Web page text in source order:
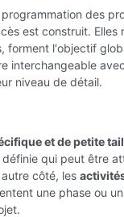
des
est construit. Elles
forment l'objectif
interchangeable
niveau de détail.
et de petite
qui peut être
côté, les
une phase ou